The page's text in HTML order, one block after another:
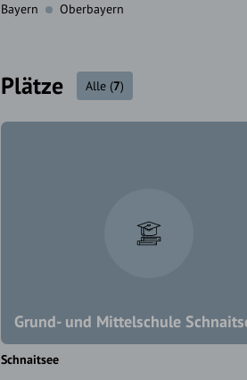
Bayern Oberbayern
Plätze Alle (7)
Grund- und Mittelschule
Schnaitsee